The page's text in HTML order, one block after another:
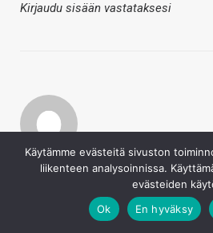
Kirjaudu sisään vastataksesi
Antero
Käytämme evästeitä sivuston
liikenteen analysoinnissa.
evästeiden
Ok
En hyväksy